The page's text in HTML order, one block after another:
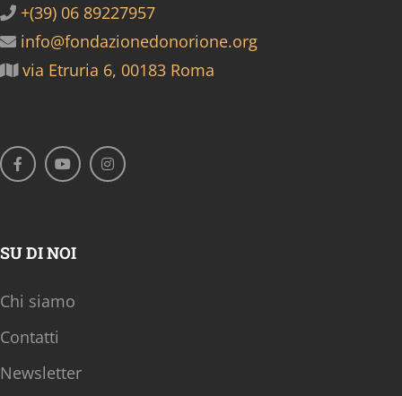
+(39) 06 89227957
info@fondazionedonorione.org
via Etruria 6, 00183 Roma
SU DI NOI
Chi siamo
Contatti
Newsletter